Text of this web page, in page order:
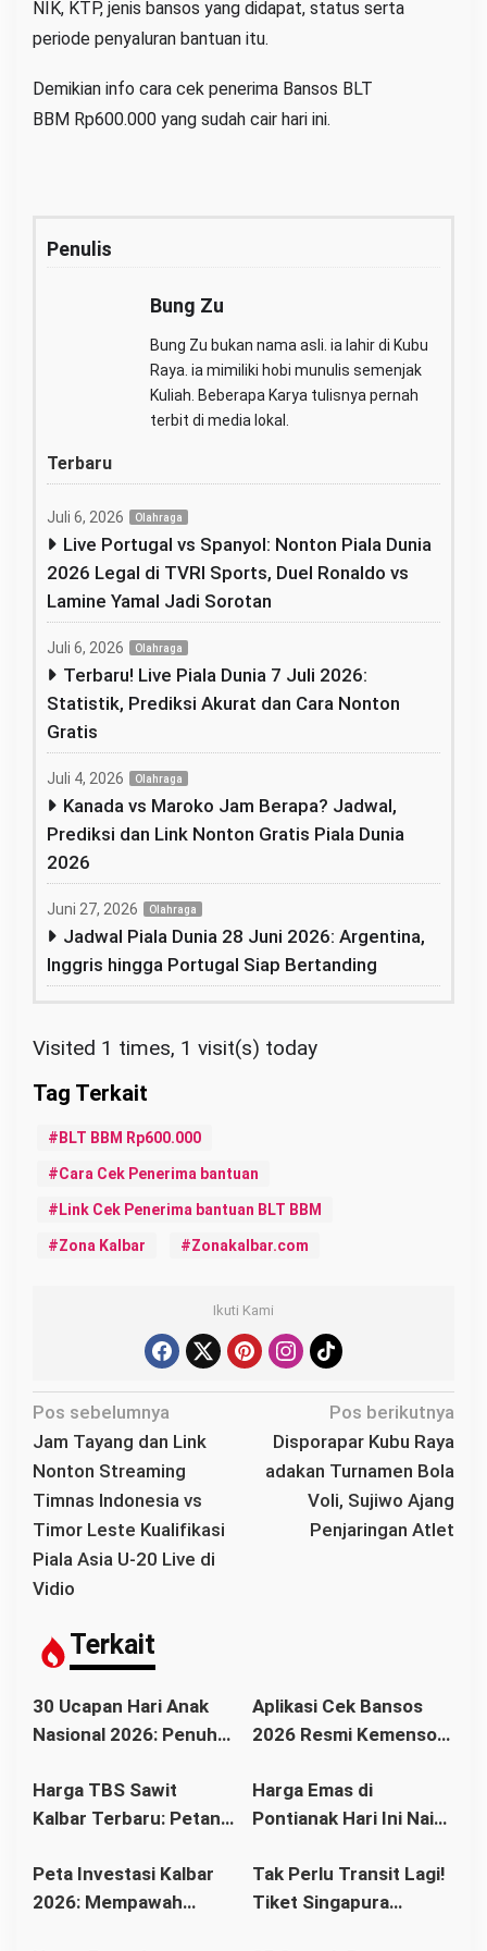
NIK, KTP, jenis bansos yang didapat, status serta
periode penyaluran bantuan itu.
Demikian info cara cek penerima Bansos BLT
BBM Rp600.000 yang sudah cair hari ini.
Penulis
Bung Zu
Bung Zu bukan nama asli. ia lahir di Kubu
Raya. ia mimiliki hobi munulis semenjak
Kuliah. Beberapa Karya tulisnya pernah
terbit di media lokal.
Terbaru
Juli 6, 2026 Olahraga
Live Portugal vs Spanyol: Nonton Piala Dunia
2026 Legal di TVRI Sports, Duel Ronaldo vs
Lamine Yamal Jadi Sorotan
Juli 6, 2026 Olahraga
Terbaru! Live Piala Dunia 7 Juli 2026:
Statistik, Prediksi Akurat dan Cara Nonton
Gratis
Juli 4, 2026 Olahraga
Kanada vs Maroko Jam Berapa? Jadwal,
Prediksi dan Link Nonton Gratis Piala Dunia
2026
Juni 27, 2026 Olahraga
Jadwal Piala Dunia 28 Juni 2026: Argentina,
Inggris hingga Portugal Siap Bertanding
Visited 1 times, 1 visit(s) today
BLT BBM Rp600.000
Cara Cek Penerima bantuan
Link Cek Penerima bantuan BLT BBM
Zona Kalbar Zonakalbar.com
Ikuti Kami
N
a
v
i
g
a
s
p
o
s
Pos sebelumnya
Jam Tayang dan Link
Nonton Streaming
Timnas Indonesia vs
Timor Leste Kualifikasi
Piala Asia U-20 Live di
Vidio
Pos berikutnya
Disporapar Kubu Raya
adakan Turnamen Bola
Voli, Sujiwo Ajang
Penjaringan Atlet
Terkait
30 Ucapan Hari Anak
Nasional 2026: Penuh
Menyentuh Hati
Aplikasi Cek Bansos
2026 Resmi Kemensos,
Penerima BPNT dan
PKH Lewat HP
Harga TBS Sawit
Kalbar Terbaru: Petani
Simak Daftar Harga
Resmi dan Faktor
Harga Emas di
Pontianak Hari Ini Naik
Update Terbaru
Sebelum Membeli
Peta Investasi Kalbar
2026: Mempawah
Tak Perlu Transit Lagi!
Tiket Singapura